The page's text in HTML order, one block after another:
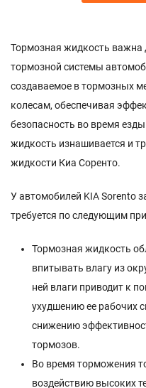
Тормозная жидкость важна
тормозной системы
создаваемое в тормозных
колесам, обеспечивая
безопасность во время
жидкость изнашивается и
жидкости Киа Соренто.
У автомобилей KIA Sorento
требуется по следующим
Тормозная жидкость
впитывать влагу из
ней влаги приводит к
ухудшению ее рабочих
снижению
тормозов.
Во время торможения
воздействию высоких